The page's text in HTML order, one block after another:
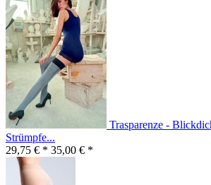
Trasparenze -
Strümpfe...
29,75 € * 35,00 € *